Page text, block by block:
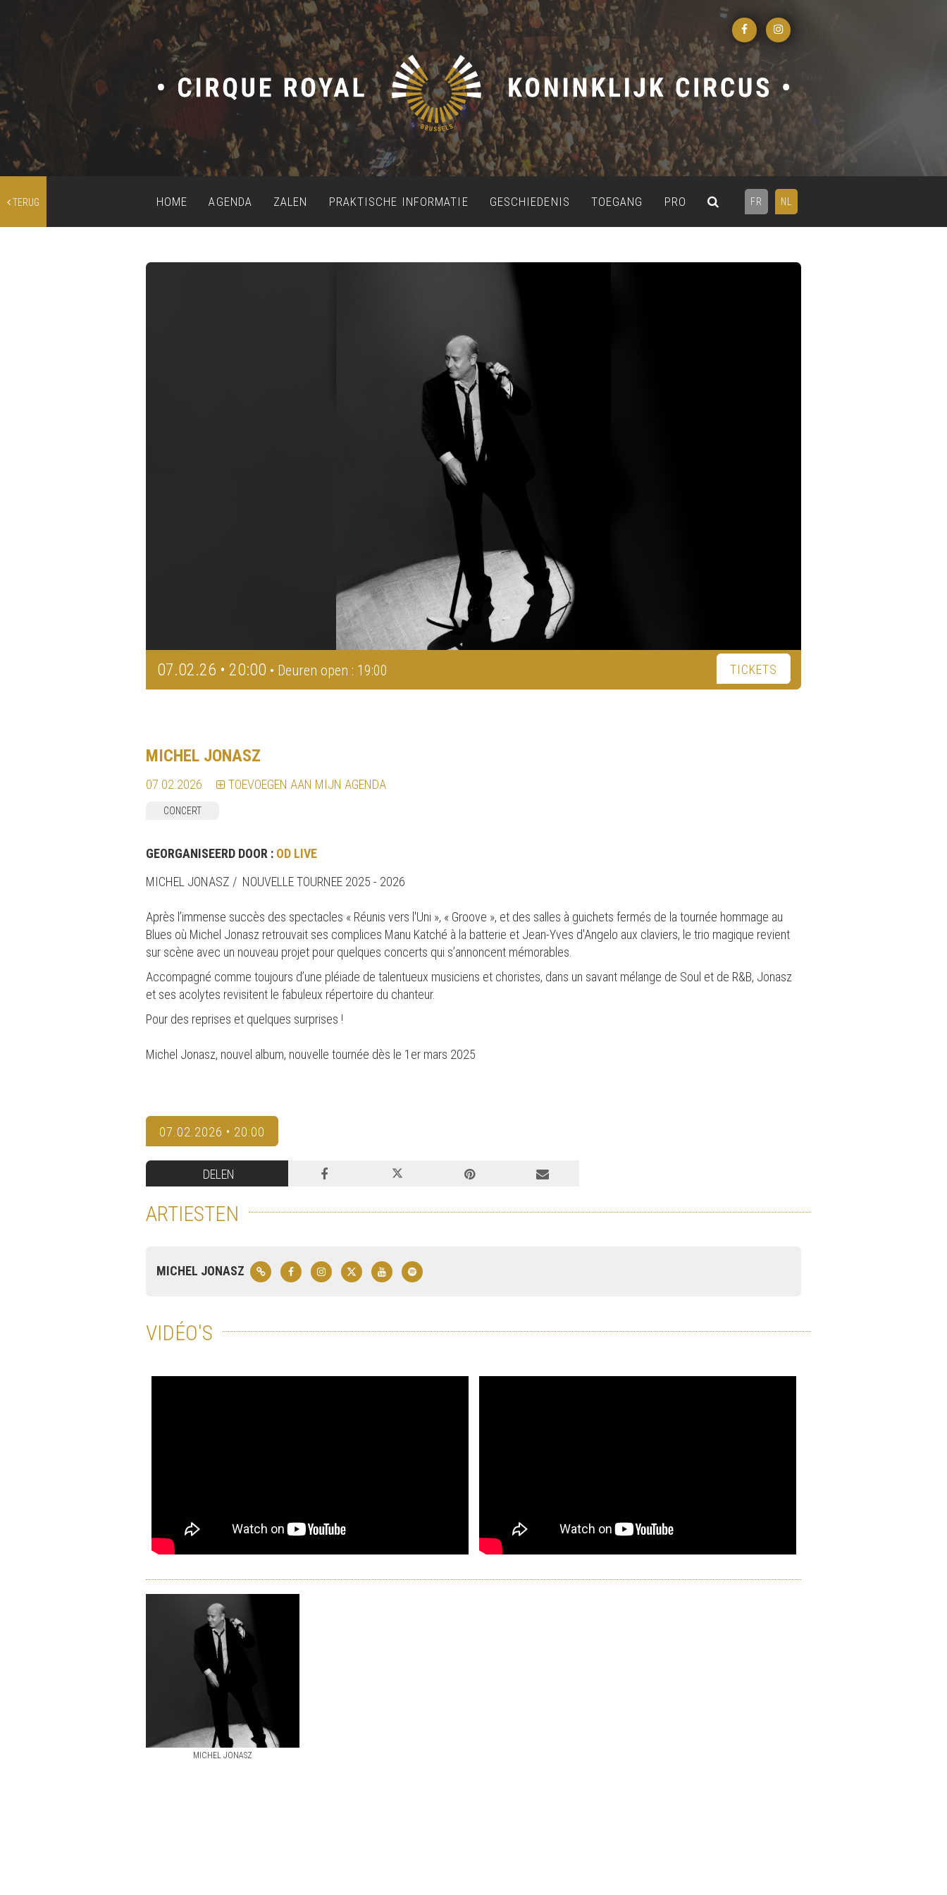
TERUG FR NL
HOME AGENDA ZALEN PRAKTISCHE INFORMATIE GESCHIEDENIS TOEGANG PRO
07.02.26 • 20:00 • Deuren open : 19:00 TICKETS
MICHEL JONASZ
07.02.2026 TOEVOEGEN AAN MIJN AGENDA
CONCERT
GEORGANISEERD DOOR : OD LIVE
MICHEL JONASZ / NOUVELLE TOURNEE 2025 - 2026
Après l’immense succès des spectacles « Réunis vers l'Uni », « Groove », et des salles à guichets fermés de la tournée hommage au
Blues où Michel Jonasz retrouvait ses complices Manu Katché à la batterie et Jean-Yves d'Angelo aux claviers, le trio magique revient
sur scène avec un nouveau projet pour quelques concerts qui s’annoncent mémorables.
Accompagné comme toujours d’une pléiade de talentueux musiciens et choristes, dans un savant mélange de Soul et de R&B, Jonasz
et ses acolytes revisitent le fabuleux répertoire du chanteur.
Pour des reprises et quelques surprises !
Michel Jonasz, nouvel album, nouvelle tournée dès le 1er mars 2025
07.02.2026 • 20:00
DELEN
ARTIESTEN
MICHEL JONASZ
VIDÉO'S
MICHEL JONASZ